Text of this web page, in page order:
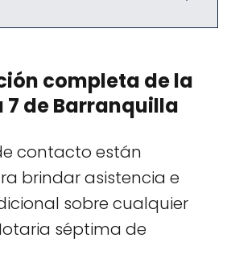
completa de la
7 de Barranquilla
contacto están
brindar asistencia e
sobre cualquier
séptima de